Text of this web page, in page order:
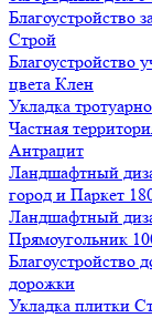
Благоустройство
Строй
Благоустройство
цвета Клен
Укладка
Частная
Антрацит
Ландшафтный
город и Паркет
Ландшафтный
Прямоугольник
Благоустройство
дорожки
Укладка плитки